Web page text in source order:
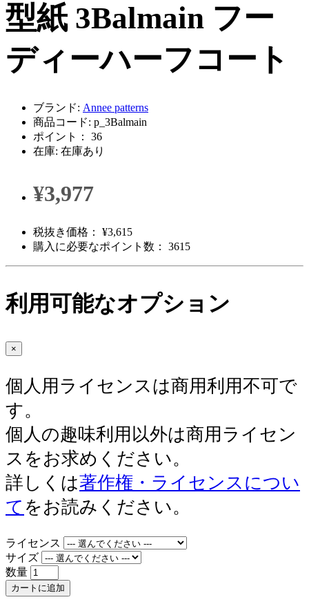
型紙 3Balmain フー
ディーハーフコート
ブランド: Annee patterns
商品コード: p_3Balmain
ポイント： 36
在庫: 在庫あり
¥3,977
税抜き価格： ¥3,615
購入に必要なポイント数： 3615
利用可能なオプション
×
個人用ライセンスは商用利用不可で
す。
個人の趣味利用以外は商用ライセン
スをお求めください。
詳しくは著作権・ライセンスについ
て をお読みください。
ライセンス
サイズ
数量
カートに追加